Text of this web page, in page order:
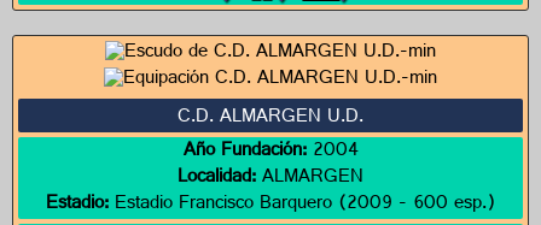
C.D. ALMARGEN U.D.
Año Fundación:2004
Localidad:ALMARGEN
Estadio:Estadio Francisco Barquero (2009 - 600 esp.)